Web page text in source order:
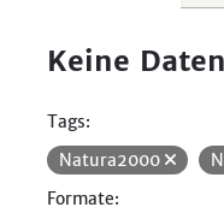
Keine
Tags:
Natura2000
Formate: